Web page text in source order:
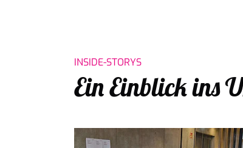
INSIDE-STORYS
Ein Einblick ins